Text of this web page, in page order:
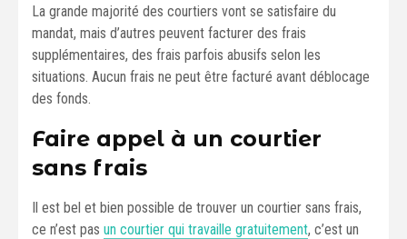
La grande majorité des courtiers vont se satisfaire du
mandat, mais d’autres peuvent facturer des frais
supplémentaires, des frais parfois abusifs selon les
situations. Aucun frais ne peut être facturé avant déblocage
des fonds.
Faire appel à un courtier
sans frais
Il est bel et bien possible de trouver un courtier sans frais,
ce n’est pas un courtier qui travaille gratuitement, c’est un